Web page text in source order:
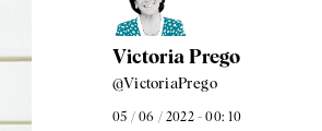
Victoria Prego
@VictoriaPrego
05 / 06 / 2022 - 00: 10